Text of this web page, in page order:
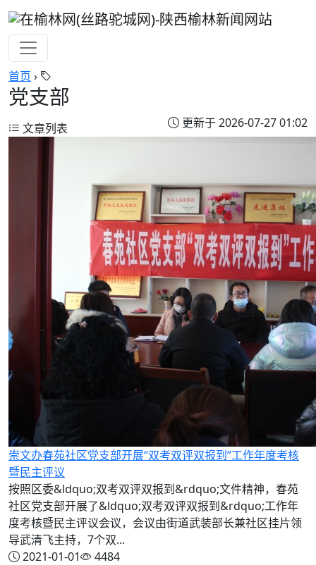
首页 ›
党支部
更新于 2026-07-27 01:02
文章列表
崇文办春苑社区党支部开展“双考双评双报到”工作年度考核
暨民主评议
按照区委&ldquo;双考双评双报到&rdquo;文件精神，春苑
社区党支部开展了&ldquo;双考双评双报到&rdquo;工作年
度考核暨民主评议会议，会议由街道武装部长兼社区挂片领
导武清飞主持，7个双...
2021-01-01
4484